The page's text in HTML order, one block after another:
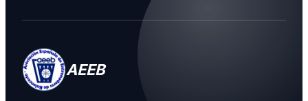
AEEB